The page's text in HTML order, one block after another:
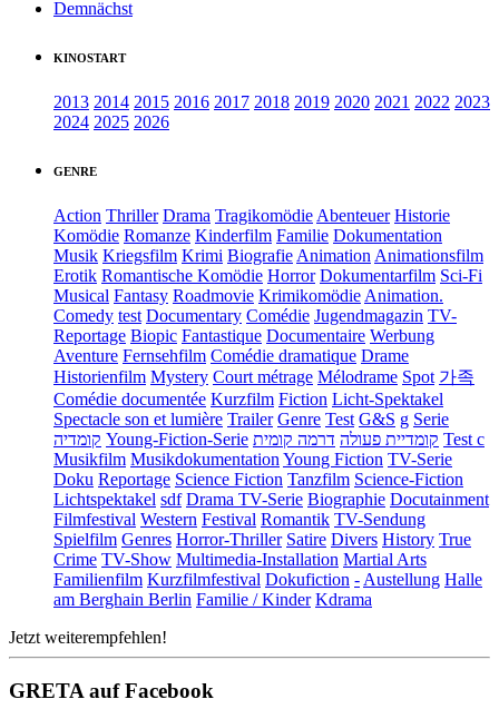
Demnächst
KINOSTART
2013 2014 2015 2016 2017 2018 2019 2020 2021 2022 2023
2024 2025 2026
GENRE
Action Thriller Drama Tragikomödie Abenteuer Historie
Komödie Romanze Kinderfilm Familie Dokumentation
Musik Kriegsfilm Krimi Biografie Animation Animationsfilm
Erotik Romantische Komödie Horror Dokumentarfilm Sci-Fi
Musical Fantasy Roadmovie Krimikomödie Animation.
Comedy test Documentary Comédie Jugendmagazin TV-
Reportage Biopic Fantastique Documentaire Werbung
Aventure Fernsehfilm Comédie dramatique Drame
Historienfilm Mystery Court métrage Mélodrame Spot 가족
Comédie documentée Kurzfilm Fiction Licht-Spektakel
Spectacle son et lumière Trailer Genre Test G&S g Serie
קומדיה Young-Fiction-Serie קומדיית פעולה דרמה קומית
Test c
Musikfilm Musikdokumentation Young Fiction TV-Serie
Doku Reportage Science Fiction Tanzfilm Science-Fiction
Lichtspektakel sdf Drama TV-Serie Biographie Docutainment
Filmfestival Western Festival Romantik TV-Sendung
Spielfilm Genres Horror-Thriller Satire Divers History True
Crime TV-Show Multimedia-Installation Martial Arts
Familienfilm Kurzfilmfestival Dokufiction - Austellung Halle
am Berghain Berlin Familie / Kinder Kdrama
Jetzt weiterempfehlen!
GRETA auf Facebook